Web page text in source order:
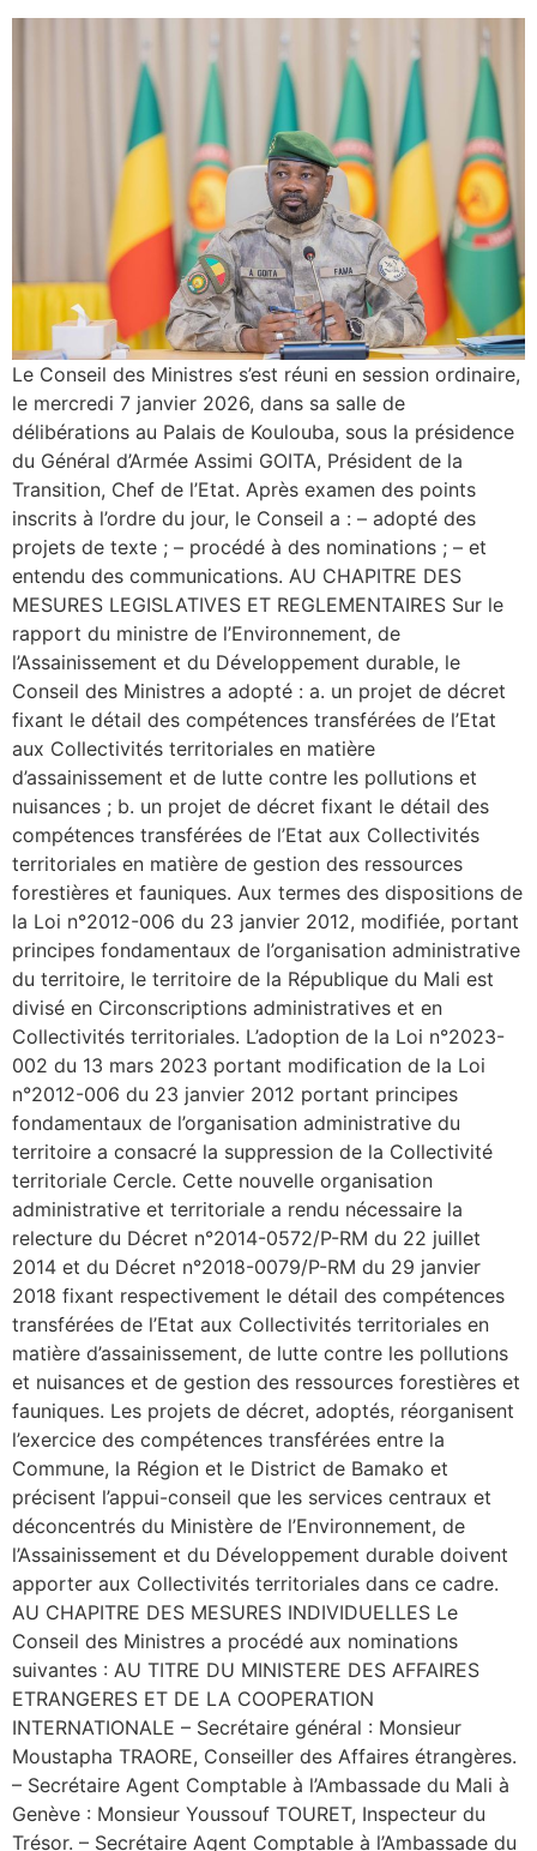
Le Conseil des Ministres s’est réuni en session ordinaire,
le mercredi 7 janvier 2026, dans sa salle de
délibérations au Palais de Koulouba, sous la présidence
du Général d’Armée Assimi GOITA, Président de la
Transition, Chef de l’Etat. Après examen des points
inscrits à l’ordre du jour, le Conseil a : – adopté des
projets de texte ; – procédé à des nominations ; – et
entendu des communications. AU CHAPITRE DES
MESURES LEGISLATIVES ET REGLEMENTAIRES Sur le
rapport du ministre de l’Environnement, de
l’Assainissement et du Développement durable, le
Conseil des Ministres a adopté : a. un projet de décret
fixant le détail des compétences transférées de l’Etat
aux Collectivités territoriales en matière
d’assainissement et de lutte contre les pollutions et
nuisances ; b. un projet de décret fixant le détail des
compétences transférées de l’Etat aux Collectivités
territoriales en matière de gestion des ressources
forestières et fauniques. Aux termes des dispositions de
la Loi n°2012-006 du 23 janvier 2012, modifiée, portant
principes fondamentaux de l’organisation administrative
du territoire, le territoire de la République du Mali est
divisé en Circonscriptions administratives et en
Collectivités territoriales. L’adoption de la Loi n°2023-
002 du 13 mars 2023 portant modification de la Loi
n°2012-006 du 23 janvier 2012 portant principes
fondamentaux de l’organisation administrative du
territoire a consacré la suppression de la Collectivité
territoriale Cercle. Cette nouvelle organisation
administrative et territoriale a rendu nécessaire la
relecture du Décret n°2014-0572/P-RM du 22 juillet
2014 et du Décret n°2018-0079/P-RM du 29 janvier
2018 fixant respectivement le détail des compétences
transférées de l’Etat aux Collectivités territoriales en
matière d’assainissement, de lutte contre les pollutions
et nuisances et de gestion des ressources forestières et
fauniques. Les projets de décret, adoptés, réorganisent
l’exercice des compétences transférées entre la
Commune, la Région et le District de Bamako et
précisent l’appui-conseil que les services centraux et
déconcentrés du Ministère de l’Environnement, de
l’Assainissement et du Développement durable doivent
apporter aux Collectivités territoriales dans ce cadre.
AU CHAPITRE DES MESURES INDIVIDUELLES Le
Conseil des Ministres a procédé aux nominations
suivantes : AU TITRE DU MINISTERE DES AFFAIRES
ETRANGERES ET DE LA COOPERATION
INTERNATIONALE – Secrétaire général : Monsieur
Moustapha TRAORE, Conseiller des Affaires étrangères.
– Secrétaire Agent Comptable à l’Ambassade du Mali à
Genève : Monsieur Youssouf TOURET, Inspecteur du
Trésor. – Secrétaire Agent Comptable à l’Ambassade du